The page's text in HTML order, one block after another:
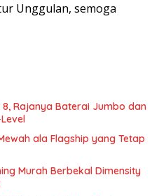
Unggulan, semoga
8, Rajanya Baterai Jumbo dan
ala Flagship yang Tetap
Murah Berbekal Dimensity